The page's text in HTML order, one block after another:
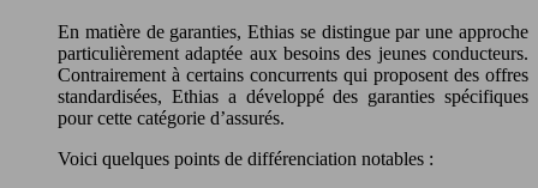
En matière de garanties, Ethias se distingue par une approche
particulièrement adaptée aux besoins des jeunes conducteurs.
Contrairement à certains concurrents qui proposent des offres
standardisées, Ethias a développé des garanties spécifiques
pour cette catégorie d’assurés.
Voici quelques points de différenciation notables :